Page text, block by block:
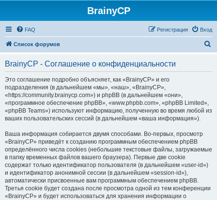
BrainyCP
FAQ Вход
Регистрация
Список форумов
BrainyCP - Соглашение о конфиденциальности
Это соглашение подробно объясняет, как «BrainyCP» и его
подразделения (в дальнейшем «мы», «наш», «BrainyCP»,
«https://community.brainycp.com») и phpBB (в дальнейшем «они»,
«программное обеспечение phpBB», «www.phpbb.com», «phpBB Limited»,
«phpBB Teams») используют информацию, полученную во время любой из
ваших пользовательских сессий (в дальнейшем «ваша информация»).
Ваша информация собирается двумя способами. Во-первых, просмотр
«BrainyCP» приведёт к созданию программным обеспечением phpBB
определённого числа cookies (небольшие текстовые файлы, загружаемые
в папку временных файлов вашего браузера). Первые две cookie
содержат только идентификатор пользователя (в дальнейшем «user-id»)
и идентификатор анонимной сессии (в дальнейшем «session-id»),
автоматически присвоенные вам программным обеспечением phpBB.
Третья cookie будет создана после просмотра одной из тем конференции
«BrainyCP» и будет использоваться для хранения информации о